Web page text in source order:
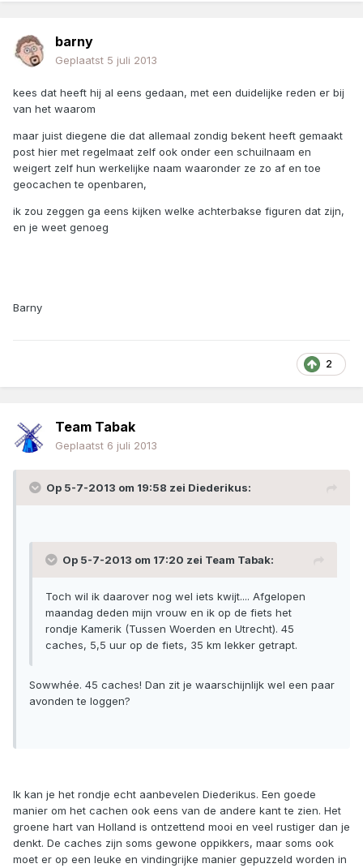
barny
Geplaatst 5 juli 2013
kees dat heeft hij al eens gedaan, met een duidelijke reden er bij
van het waarom
maar juist diegene die dat allemaal zondig bekent heeft gemaakt
post hier met regelmaat zelf ook onder een schuilnaam en
weigert zelf hun werkelijke naam waaronder ze zo af en toe
geocachen te openbaren,
ik zou zeggen ga eens kijken welke achterbakse figuren dat zijn,
en je weet genoeg
Barny
2
Team Tabak
Geplaatst 6 juli 2013
Op 5-7-2013 om 19:58 zei Diederikus:
Op 5-7-2013 om 17:20 zei Team Tabak:
Toch wil ik daarover nog wel iets kwijt.... Afgelopen
maandag deden mijn vrouw en ik op de fiets het
rondje Kamerik (Tussen Woerden en Utrecht). 45
caches, 5,5 uur op de fiets, 35 km lekker getrapt.
Sowwhée. 45 caches! Dan zit je waarschijnlijk wel een paar
avonden te loggen?
Ik kan je het rondje echt aanbevelen Diederikus. Een goede
manier om het cachen ook eens van de andere kant te zien. Het
groene hart van Holland is ontzettend mooi en veel rustiger dan je
denkt. De caches zijn soms gewone oppikkers, maar soms ook
moet er op een leuke en vindingrijke manier gepuzzeld worden in